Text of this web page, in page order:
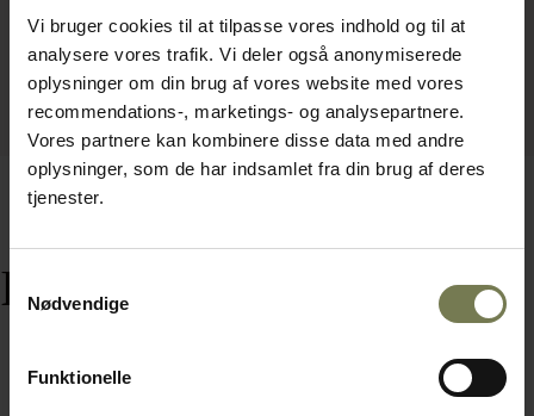
Vi bruger cookies til at tilpasse vores indhold og til at
analysere vores trafik. Vi deler også anonymiserede
oplysninger om din brug af vores website med vores
recommendations-, marketings- og analysepartnere.
Vores partnere kan kombinere disse data med andre
oplysninger, som de har indsamlet fra din brug af deres
tjenester.
Nødvendige
Funktionelle
Relaterede varer